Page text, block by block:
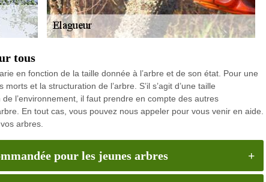
tous
en fonction de la taille donnée à l’arbre et de son état. Pour une
et la structuration de l’arbre. S’il s’agit d’une taille
l’environnement, il faut prendre en compte des autres
En tout cas, vous pouvez nous appeler pour vous venir en aide.
arbres.
pour les jeunes arbres